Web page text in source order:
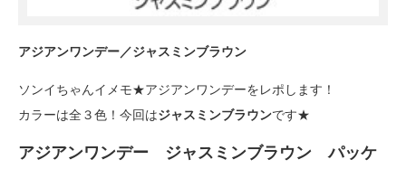
アジアンワンデー／ジャスミンブラウン
ソンイちゃんイメモ★アジアンワンデーをレポします！
カラーは全３色！今回はジャスミンブラウンです★
アジアンワンデー ジャスミンブラウン パッケ